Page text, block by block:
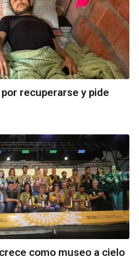
recuperarse y pide
como museo a cielo